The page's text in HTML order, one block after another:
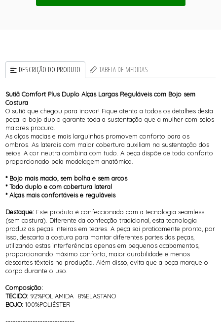
DESCRIÇÃO DO PRODUTO TABELA DE MEDIDAS
Sutiã Comfort Plus Duplo Alças Largas Reguláveis com Bojo sem
Costura
O sutiã que chegou para inovar! Fique atenta a todos os detalhes desta
peça: o bojo duplo garante toda a sustentação que a mulher com seios
maiores procura.
As alças macias e mais larguinhas promovem conforto para os
ombros. As laterais com maior cobertura auxiliam na sustentação dos
seios. A cor neutra combina com tudo. A peça dispõe de todo conforto
proporcionado pela modelagem anatômica.
* Bojo mais macio, sem bolha e sem arcos
* Todo duplo e com cobertura lateral
* Alças mais confortáveis e reguláveis
Destaque: Este produto é confeccionado com a tecnologia seamless
(sem costura). Diferente da confecção tradicional, esta tecnologia
produz as peças inteiras em teares. A peça sai praticamente pronta, por
isso, descarta a costura para montar diferentes partes das peças,
utilizando estas interferências apenas em pequenos acabamentos,
proporcionando máximo conforto, maior durabilidade e menos
descartes têxteis na produção. Além disso, evita que a peça marque o
corpo durante o uso.
Composição:
TECIDO: 92%POLIAMIDA 8%ELASTANO
BOJO: 100%POLIÉSTER
----------------------------